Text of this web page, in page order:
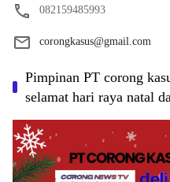
082159485993
corongkasus@gmail.com
Pimpinan PT corong
selamat hari raya natal